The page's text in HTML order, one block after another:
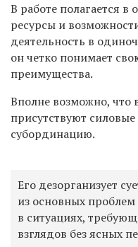
В работе полагается в
ресурсы и
деятельность в
он четко понимает
преимущества.
Вполне возможно, что
присутствуют
субординацию.
Его дезорганизует
из основных
в ситуациях,
взглядов без ясных